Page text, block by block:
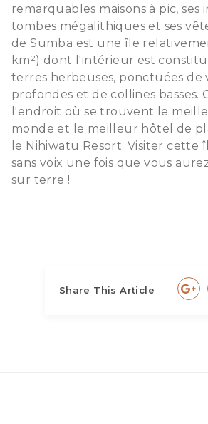
remarquables maisons à pic, ses
tombes mégalithiques et ses
de Sumba est une île
km²) dont l'intérieur est
terres herbeuses, ponctuées de
profondes et de collines basses.
l'endroit où se trouvent le
monde et le meilleur hôtel de
le Nihiwatu Resort. Visiter cette
sans voix une fois que vous
sur terre !
Share This Article